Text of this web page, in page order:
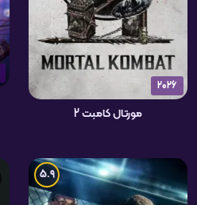
2026
مورتال کامبت 2
5.9